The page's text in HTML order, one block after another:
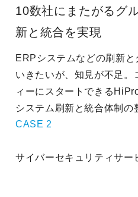
10数社にまたがるグ
新と統合を実現
ERPシステムなどの刷新
いきたいが、知見が不足
ィーにスタートできる
システム刷新と統合体制の
CASE 2
サイバーセキュリティサー